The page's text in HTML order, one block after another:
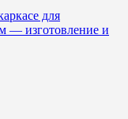
для
— изготовление и